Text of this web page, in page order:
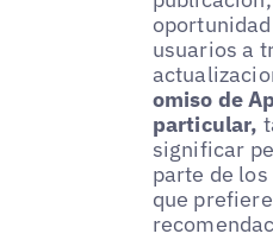
usuarios a
omiso de
particular,
significar
parte de
que